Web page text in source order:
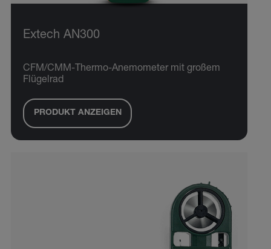
Extech AN300
CFM/CMM-Thermo-Anemometer mit großem
Flügelrad
PRODUKT ANZEIGEN